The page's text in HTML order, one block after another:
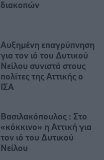
διακοπών
Αυξημένη επαγρύπνηση
για τον ιό του Δυτικού
Νείλου συνιστά στους
πολίτες της Αττικής ο
ΙΣΑ
Βασιλακόπουλος : Στο
«κόκκινο» η Αττική για
τον ιό του Δυτικού
Νείλου